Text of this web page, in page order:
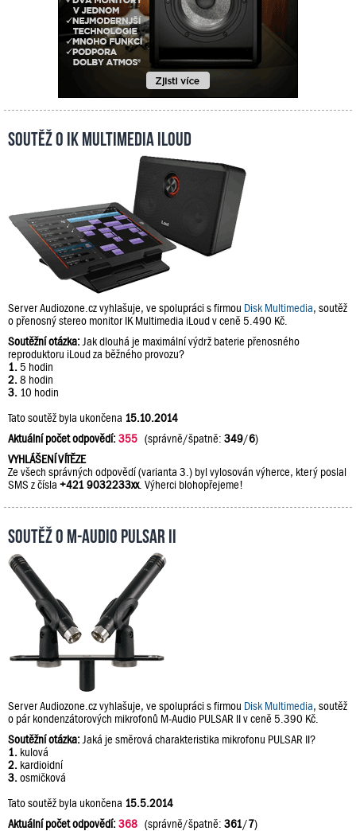
Soutěž o IK Multimedia iLoud
Server Audiozone.cz vyhlašuje, ve spolupráci s firmou Disk Multimedia, soutěž
o přenosný stereo monitor IK Multimedia iLoud v ceně 5.490 Kč.
Soutěžní otázka: Jak dlouhá je maximální výdrž baterie přenosného
reproduktoru iLoud za běžného provozu?
1. 5 hodin
2. 8 hodin
3. 10 hodin
Tato soutěž byla ukončena 15.10.2014
Aktuální počet odpovědí:355 (správně/špatně: 349/6)
VYHLÁŠENÍ VÍTĚZE
Ze všech správných odpovědí (varianta 3.) byl vylosován výherce, který poslal
SMS z čísla +421 9032233xx. Výherci blohopřejeme!
Soutěž o M-Audio PULSAR II
Server Audiozone.cz vyhlašuje, ve spolupráci s firmou Disk Multimedia, soutěž
o pár kondenzátorových mikrofonů M-Audio PULSAR II v ceně 5.390 Kč.
Soutěžní otázka: Jaká je směrová charakteristika mikrofonu PULSAR II?
1. kulová
2. kardioidní
3. osmičková
Tato soutěž byla ukončena 15.5.2014
Aktuální počet odpovědí:368 (správně/špatně: 361/7)